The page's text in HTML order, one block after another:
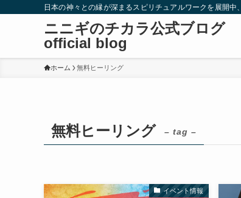
日本の神々との縁が深まるスピリチュアルワークを展開中
ニニギのチカラ公式ブログ
official blog
ホーム 無料ヒーリング
無料ヒーリング – tag –
イベント情報